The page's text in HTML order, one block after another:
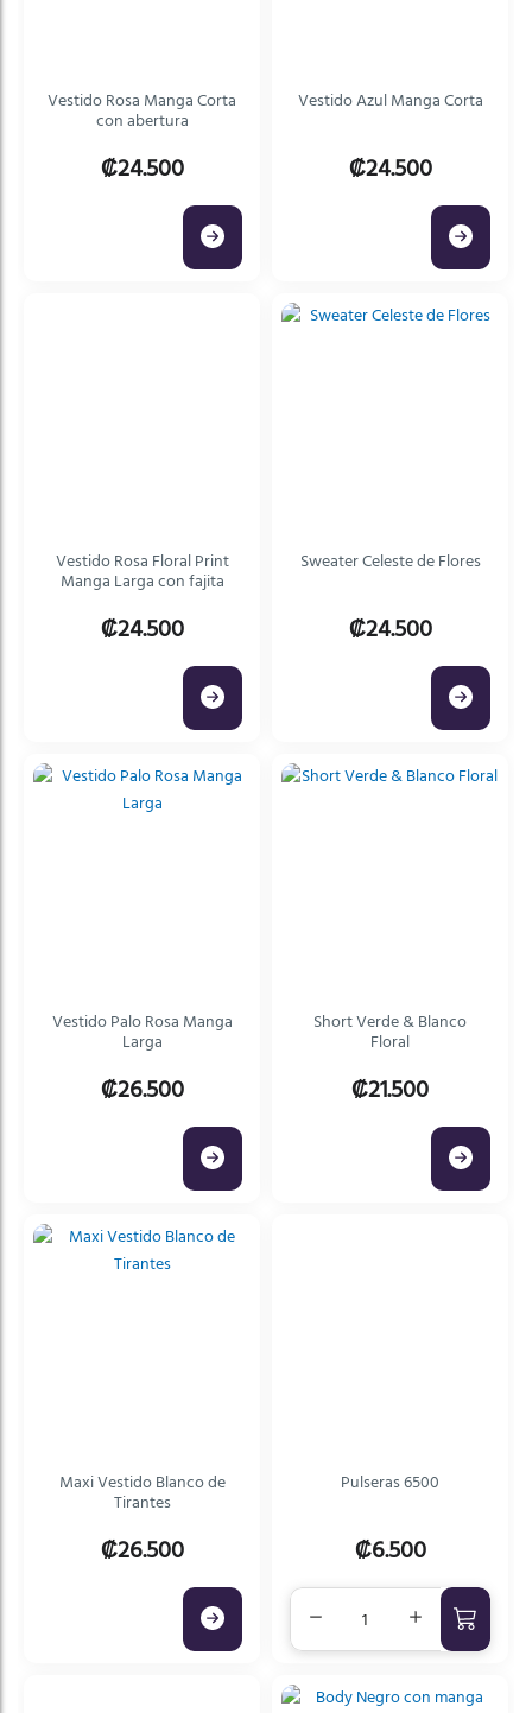
Vestido Rosa Manga Corta
con abertura
₡24.500
Vestido Azul Manga Corta
₡24.500
Vestido Rosa Floral Print
Manga Larga con fajita
₡24.500
Sweater Celeste de Flores
₡24.500
Vestido Palo Rosa Manga
Larga
₡26.500
Short Verde & Blanco
Floral
₡21.500
Maxi Vestido Blanco de
Tirantes
₡26.500
Pulseras 6500
₡6.500